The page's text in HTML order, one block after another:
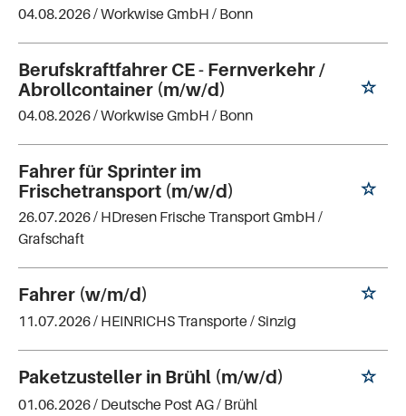
04.08.2026 /Workwise GmbH / Bonn
Berufskraftfahrer CE - Fernverkehr /
Abrollcontainer (m/w/d)
04.08.2026 /Workwise GmbH / Bonn
Fahrer für Sprinter im
Frischetransport (m/w/d)
26.07.2026 / HDresen Frische Transport GmbH /
Grafschaft
Fahrer (w/m/d)
11.07.2026 / HEINRICHS Transporte/ Sinzig
Paketzusteller in Brühl (m/w/d)
01.06.2026 / Deutsche Post AG/ Brühl